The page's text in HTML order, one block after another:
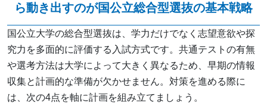
ら動き出すのが国公立総合型選抜の基本戦略
国公立大学の総合型選抜は、学力だけでなく志望意欲や探
究力を多面的に評価する入試方式です。共通テストの有無
や選考方法は大学によって大きく異なるため、早期の情報
収集と計画的な準備が欠かせません。対策を進める際に
は、次の4点を軸に計画を組み立てましょう。